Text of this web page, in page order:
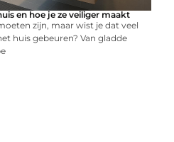
en hoe je ze veiliger maakt
zijn, maar wist je dat veel
huis gebeuren? Van gladde